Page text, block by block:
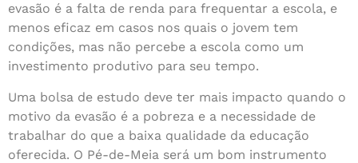
evasão é a falta de renda para frequentar a escola, e
menos eficaz em casos nos quais o jovem tem
condições, mas não percebe a escola como um
investimento produtivo para seu tempo.
Uma bolsa de estudo deve ter mais impacto quando o
motivo da evasão é a pobreza e a necessidade de
trabalhar do que a baixa qualidade da educação
oferecida. O Pé-de-Meia será um bom instrumento